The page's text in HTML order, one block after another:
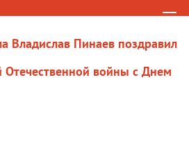
Владислав Пинаев поздравил
Отечественной войны с Днем